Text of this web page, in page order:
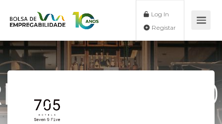
Log In